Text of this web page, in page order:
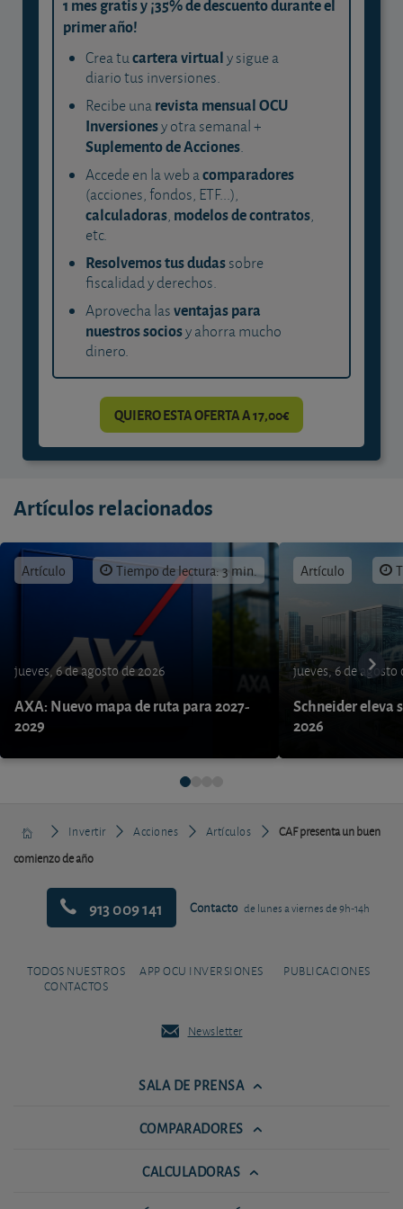
1 mes gratis y ¡35% de descuento durante el
primer año!
Crea tucartera virtualy sigue a
diario tus inversiones.
Recibe unarevista mensual OCU
Inversionesy otra semanal +
Suplemento de Acciones.
Accede en la web acomparadores
(acciones, fondos, ETF...),
calculadoras, modelos de contratos,
etc.
Resolvemos tus dudassobre
fiscalidad y derechos.
Aprovecha lasventajas para
nuestros sociosy ahorra mucho
dinero.
QUIERO ESTA OFERTA A 17,00€
Artículos relacionados
Artículo Tiempo de lectura: 3 min.
jueves, 6 de agosto de 2026
AXA: Nuevo mapa de ruta para 2027-
2029
Artículo
jueves, 6 de agosto
Schneider eleva
2026
Invertir Acciones Artículos
CAF presenta un buen
comienzo de año
913 009 141 Contacto de lunes a viernes de 9h-14h
TODOS NUESTROS
CONTACTOS
APP OCU INVERSIONES PUBLICACIONES
Newsletter
SALA DE PRENSA
COMPARADORES
CALCULADORAS